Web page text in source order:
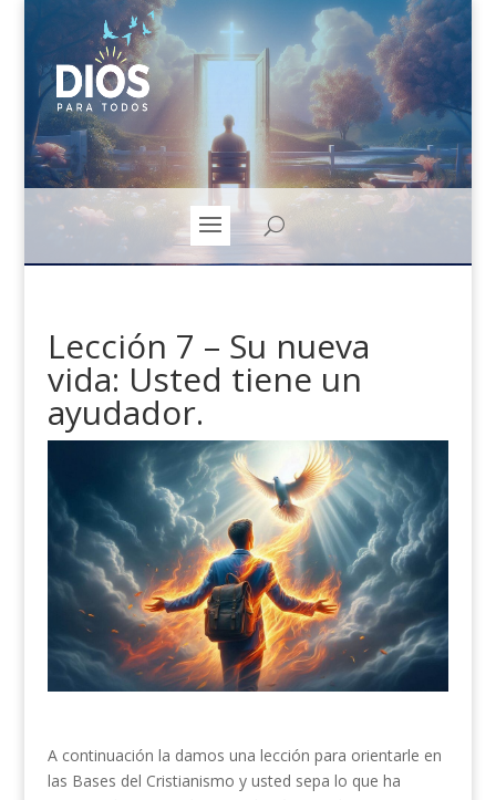
Lección 7 – Su nueva
vida: Usted tiene un
ayudador.
A continuación la damos una lección para orientarle en
las Bases del Cristianismo y usted sepa lo que ha